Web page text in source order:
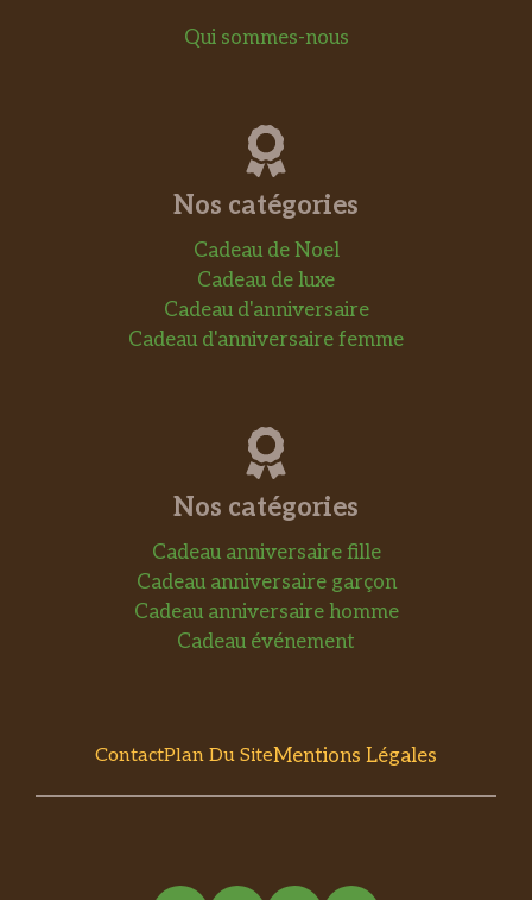
Qui sommes-nous
Nos catégories
Cadeau de Noel
Cadeau de luxe
Cadeau d'anniversaire
Cadeau d'anniversaire femme
Nos catégories
Cadeau anniversaire fille
Cadeau anniversaire garçon
Cadeau anniversaire homme
Cadeau événement
ContactPlan Du SiteMentions Légales